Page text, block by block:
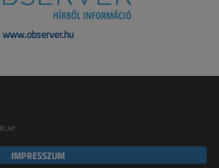
www.observer.hu
IMPRESSZUM